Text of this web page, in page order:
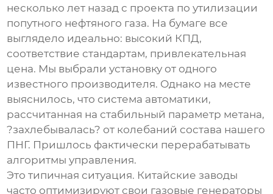
несколько лет назад с проекта по утилизации
попутного нефтяного газа. На бумаге все
выглядело идеально: высокий КПД,
соответствие стандартам, привлекательная
цена. Мы выбрали установку от одного
известного производителя. Однако на месте
выяснилось, что система автоматики,
рассчитанная на стабильный параметр метана,
?захлебывалась? от колебаний состава нашего
ПНГ. Пришлось фактически перерабатывать
алгоритмы управления.
Это типичная ситуация. Китайские заводы
часто оптимизируют свои газовые генераторы